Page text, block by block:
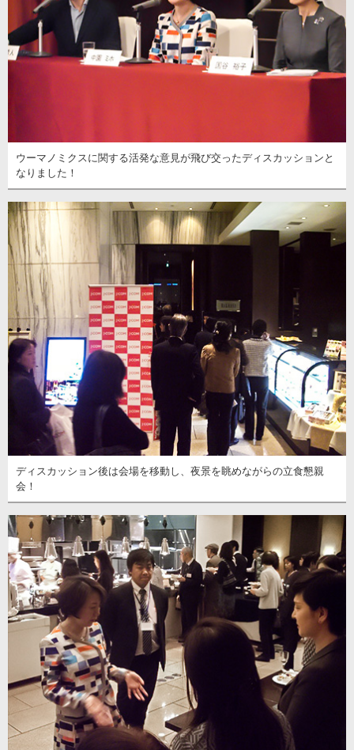
ウーマノミクスに関する活発な意見が飛び交ったディスカッションと
なりました！
ディスカッション後は会場を移動し、夜景を眺めながらの立食懇親
会！